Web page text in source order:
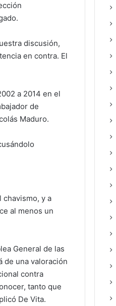
discusión,
en contra. El
a 2014 en el
de
Maduro.
chavismo, y a
al menos un
General de las
de una valoración
contra
tanto que
De Vita.